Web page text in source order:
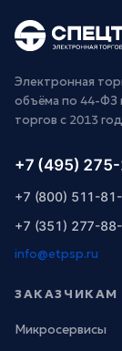
Электронная
объёма по 44-ФЗ
торгов с 2013
+7 (495)
+7 (800) 511-
+7 (351) 277-
info@etpsp.ru
ЗАКАЗЧИКАМ
Микросервисы